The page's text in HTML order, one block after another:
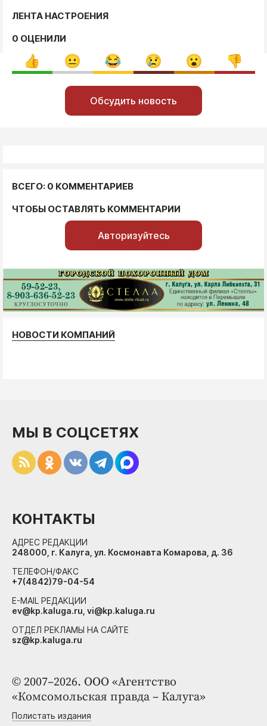
ЛЕНТА НАСТРОЕНИЯ
0 ОЦЕНИЛИ
Обсудить новость
ВСЕГО: 0 КОММЕНТАРИЕВ
ЧТОБЫ ОСТАВЛЯТЬ КОММЕНТАРИИ
Авторизуйтесь
НОВОСТИ КОМПАНИЙ
© 2007–2026. ООО «Агентство
«Комсомольская правда – Калуга»
Полистать издания
МЫ В СОЦСЕТЯХ
КОНТАКТЫ
АДРЕС РЕДАКЦИИ
248000, г. Калуга, ул. Космонавта Комарова, д. 36
ТЕЛЕФОН/ФАКС
+7(4842)79-04-54
E-MAIL РЕДАКЦИИ
ev@kp.kaluga.ru, vi@kp.kaluga.ru
ОТДЕЛ РЕКЛАМЫ НА САЙТЕ
sz@kp.kaluga.ru